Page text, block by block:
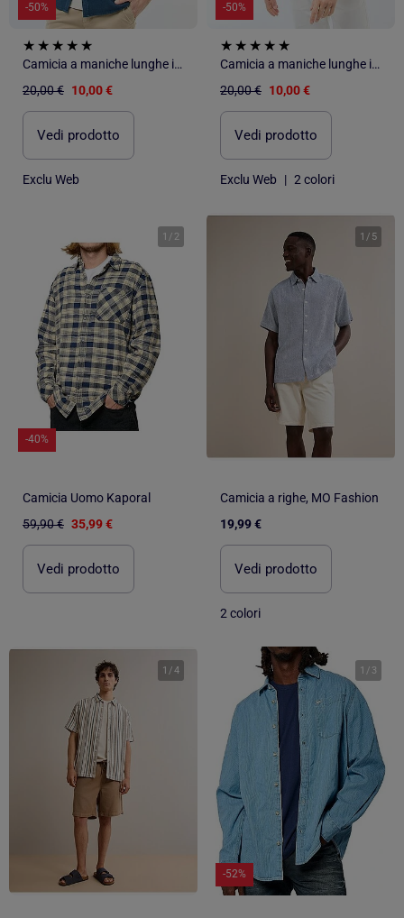
-50%
Camicia a maniche lunghe in tessuto goffrato
20,00 € 10,00 €
Vedi prodotto
Exclu Web
-50%
Camicia a maniche lunghe in tessuto goffrato
20,00 € 10,00 €
Vedi prodotto
Exclu Web | 2 colori
1 / 2
-40%
Camicia Uomo Kaporal
59,90 € 35,99 €
Vedi prodotto
1 / 5
Camicia a righe, MO Fashion
19,99 €
Vedi prodotto
2 colori
1 /4 1 / 3
-52%